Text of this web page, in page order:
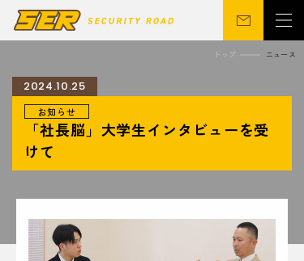
会社概要
関連事業
ニュース
サステナビリティ
CSR
シニア向け
トップ ニュース
2024.10.25
お知らせ
「社長脳」大学生インタビューを受
けて